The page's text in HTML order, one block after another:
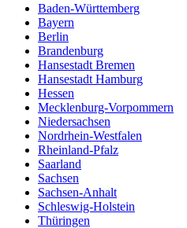
Baden-Württemberg
Bayern
Berlin
Brandenburg
Hansestadt Bremen
Hansestadt Hamburg
Hessen
Mecklenburg-Vorpommern
Niedersachsen
Nordrhein-Westfalen
Rheinland-Pfalz
Saarland
Sachsen
Sachsen-Anhalt
Schleswig-Holstein
Thüringen